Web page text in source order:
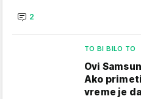
2
TO BI BILO TO
Ovi
Ako
vreme je